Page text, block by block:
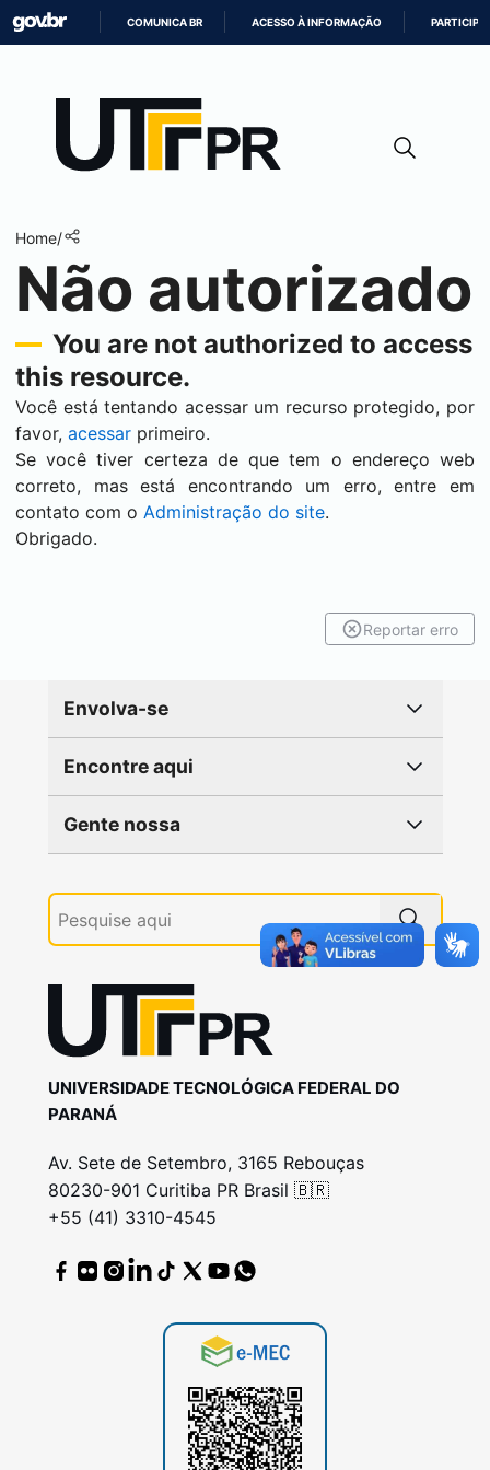
CONTEÚDO
COMUNICA BR ACESSO À INFORMAÇÃO PARTICIPE
Home/
Não autorizado
You are not authorized to access
this resource.
Você está tentando acessar um recurso protegido, por
favor, acessar primeiro.
Se você tiver certeza de que tem o endereço web
correto, mas está encontrando um erro, entre em
contato com o Administração do site.
Obrigado.
Reportar erro
Envolva-se
Encontre aqui
Gente nossa
UNIVERSIDADE TECNOLÓGICA FEDERAL DO
PARANÁ
Av. Sete de Setembro, 3165 Rebouças
80230-901 Curitiba PR Brasil 🇧🇷
+55 (41) 3310-4545